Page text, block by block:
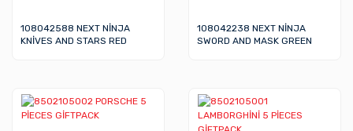
108042588 NEXT NİNJA
KNİVES AND STARS RED
108042238 NEXT NİNJA
SWORD AND MASK GREEN